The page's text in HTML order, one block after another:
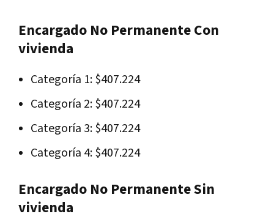
Encargado No Permanente Con
vivienda
Categoría 1: $407.224
Categoría 2: $407.224
Categoría 3: $407.224
Categoría 4: $407.224
Encargado No Permanente Sin
vivienda